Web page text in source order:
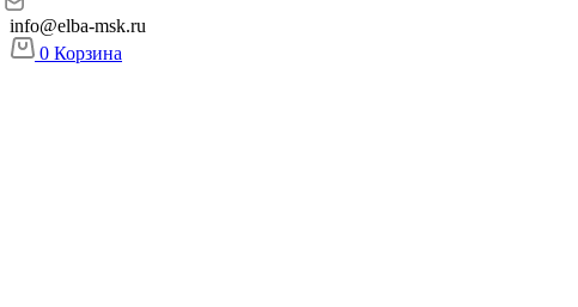
info@elba-msk.ru
0 Корзина